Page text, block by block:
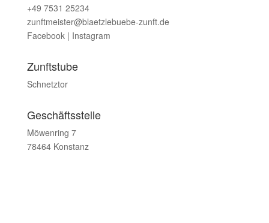
+49 7531 25234
zunftmeister@blaetzlebuebe-zunft.de
Facebook| Instagram
Zunftstube
Schnetztor
Geschäftsstelle
Möwenring 7
78464 Konstanz